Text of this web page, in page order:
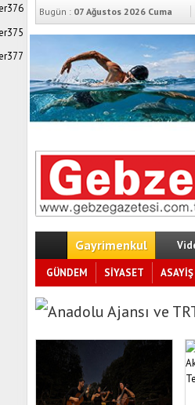
Bugün : 07 Ağustos 2026 Cuma
Gayrimenkul
GÜNDEM SİYASET ASAYİŞ
Anadolu Ajansı ve